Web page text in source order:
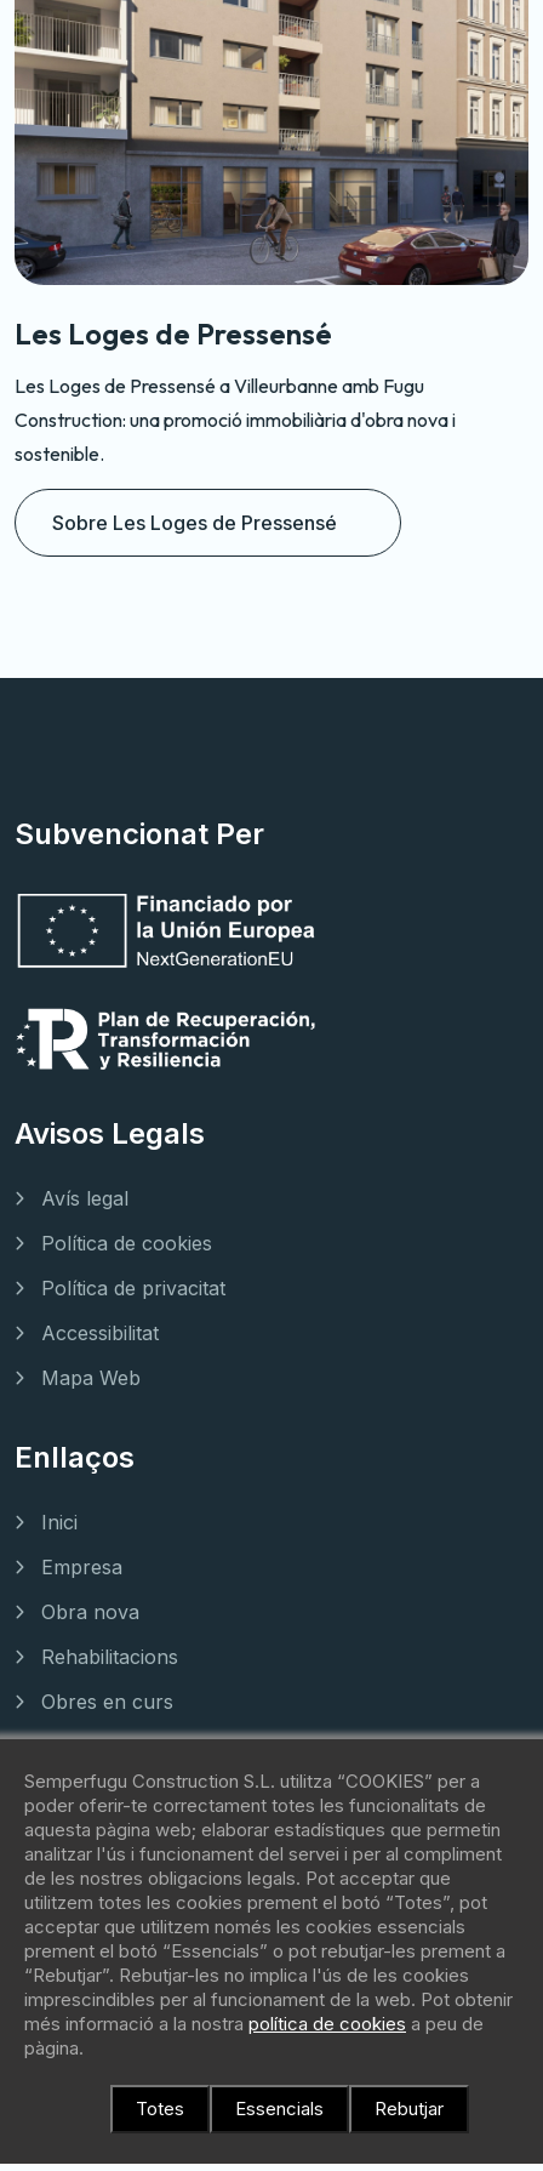
L’Octave - Chasselay
Descobreix L'Octave - Chasselay amb Fugu
exclusiu projecte residencial de la promotora
Fugu.
Sobre L’Octave - Chasselay
Subvencionat Per
Avisos Legals
Avís legal
Política de cookies
Política de privacitat
Accessibilitat
Mapa Web
Enllaços
Inici
Empresa
Obra nova
Rehabilitacions
Obres en curs
Contacte
Carrer manel farres, 15 - 08172 -
Sant Cugat del Vallès
(+34) 62 088 81 42
contacto@fugu.immo
Semperfugu Construction S.L. utilitza “COOKIES” per a
poder oferir-te correctament totes les funcionalitats de
aquesta pàgina web; elaborar estadístiques que permetin
analitzar l'ús i funcionament del servei i per al compliment
de les nostres obligacions legals. Pot acceptar que
utilitzem totes les cookies prement el botó “Totes”, pot
acceptar que utilitzem només les cookies essencials
prement el botó “Essencials” o pot rebutjar-les prement a
“Rebutjar”. Rebutjar-les no implica l'ús de les cookies
imprescindibles per al funcionament de la web. Pot obtenir
més informació a la nostra política de cookies a peu de
pàgina.
Totes Essencials Rebutjar